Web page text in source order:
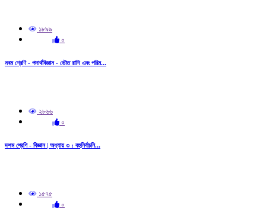
১৮৯৯
০
নবম শ্রেণি - পদার্থবিজ্ঞান - ভৌত রাশি এবং পরিম...
২৮৬৬
০
দশম শ্রেণি - বিজ্ঞান | অধ্যায় ৩ : বহুনির্বাচনি...
১৫৭৫
০